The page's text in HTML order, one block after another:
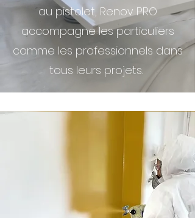
au pistolet, Renov PRO
accompagne les particuliers
comme les professionnels dans
tous leurs projets.